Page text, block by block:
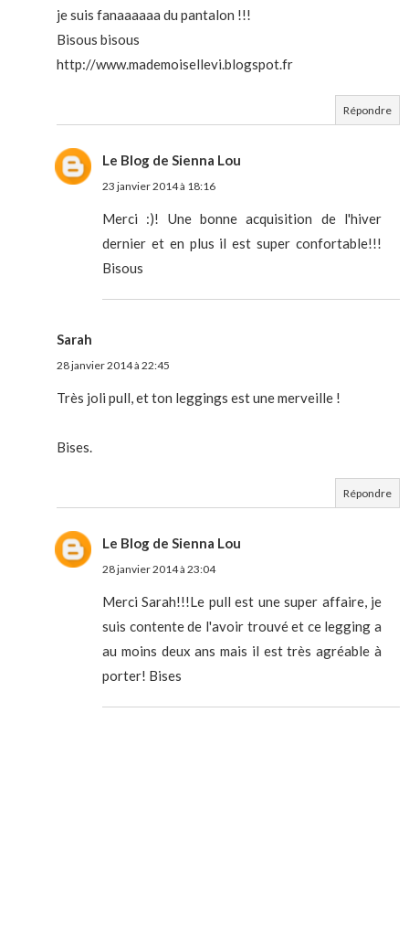
je suis fanaaaaaa du pantalon !!!
Bisous bisous
http://www.mademoisellevi.blogspot.fr
Répondre
Le Blog de Sienna Lou
23 janvier 2014 à 18:16
Merci :)! Une bonne acquisition de l'hiver
dernier et en plus il est super confortable!!!
Bisous
Sarah
28 janvier 2014 à 22:45
Très joli pull, et ton leggings est une merveille !
Bises.
Répondre
Le Blog de Sienna Lou
28 janvier 2014 à 23:04
Merci Sarah!!!Le pull est une super affaire, je
suis contente de l'avoir trouvé et ce legging a
au moins deux ans mais il est très agréable à
porter! Bises